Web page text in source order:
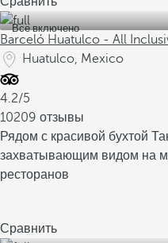
Все включено
Barceló Huatulco - All
Huatulco, Mexico
4.2/5
10209 отзывы
Рядом с красивой бухтой
захватывающим видом на
ресторанов
Сравнить